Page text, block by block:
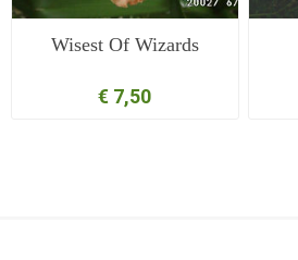
Wisest Of Wizards
€ 7,50